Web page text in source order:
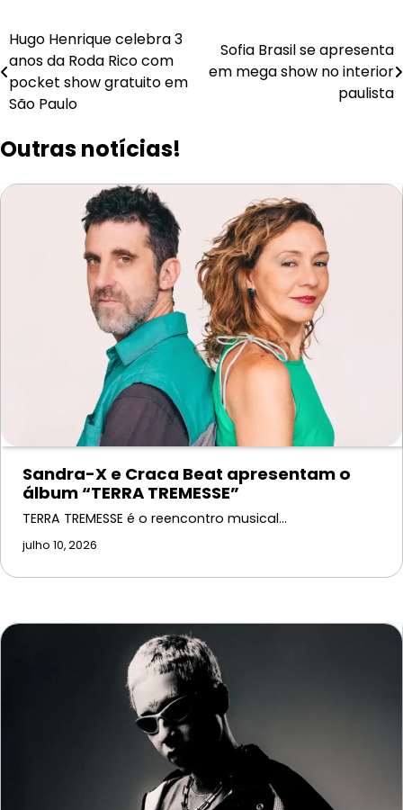
Navegação
de
Post
Hugo Henrique celebra 3
anos da Roda Rico com
pocket show gratuito em
São Paulo
Sofia Brasil se apresenta
em mega show no interior
paulista
Outras notícias!
Sandra-X e Craca Beat apresentam o
álbum “TERRA TREMESSE”
TERRA TREMESSE é o reencontro musical…
julho 10, 2026